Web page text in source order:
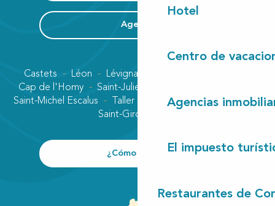
Hotel
Centro de
Agencias
El impuesto
Restaurantes de
Agenda
Castets Léon Lévignacq
Cap de l'Homy
Saint-Julien-en-Born
Saint-Michel Escalus
Taller
Vielle-Saint-Girons
Saint-Girons plage
¿Cómo llegar?